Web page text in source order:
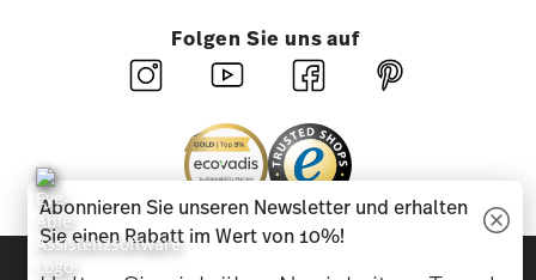
Folgen Sie uns auf
Entdecken Sie unsere Marken
Abonnieren Sie unseren Newsletter und erhalten
Sie einen Rabatt im Wert von 10%!